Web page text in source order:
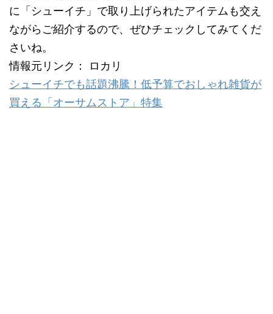
に「シューイチ」で取り上げられたアイテムも交え
ながらご紹介するので、ぜひチェックしてみてくだ
さいね。
情報元リンク： ロカリ
シューイチでも話題沸騰！低予算でおしゃれ雑貨が
買える「オーサムストア」特集